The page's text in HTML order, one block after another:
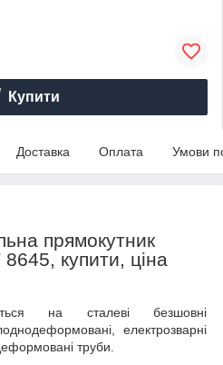
Купити
Доставка Оплата Умови
прямокутник
купити, ціна
на сталеві безшовні
електрозварні
труби.